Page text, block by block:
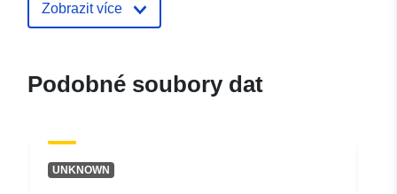
0f4a4291d962
Zobrazit více
Podobné soubory dat
UNKNOWN